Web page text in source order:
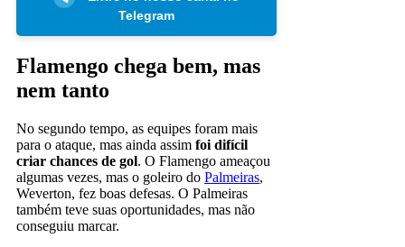
Telegram
Flamengo chega bem, mas
nem tanto
No segundo tempo, as equipes foram mais
para o ataque, mas ainda assim foi difícil
criar chances de gol. O Flamengo ameaçou
algumas vezes, mas o goleiro do Palmeiras,
Weverton, fez boas defesas. O Palmeiras
também teve suas oportunidades, mas não
conseguiu marcar.